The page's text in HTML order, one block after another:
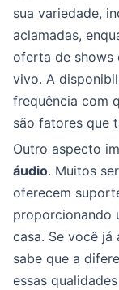
sua variedade,
aclamadas,
oferta de shows
vivo. A
frequência com
são fatores que
Outro aspecto
áudio. Muitos
oferecem
proporcionando
casa. Se você já
sabe que a
essas